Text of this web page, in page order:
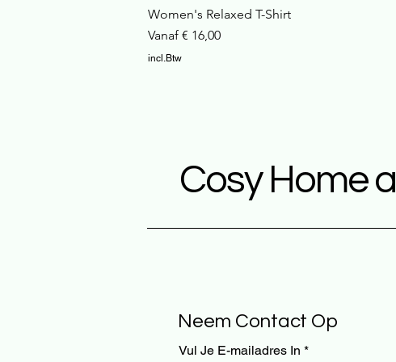
Women's Relaxed T-Shirt
Vanaf € 16,00
Verkoopprijs
incl.Btw
Cosy Home
Neem Contact Op
Vul Je E-mailadres In